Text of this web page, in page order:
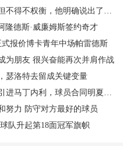
得不权衡，他明确说出了意愿
隆德斯·威廉姆斯签约奇才
报价博卡青年中场帕雷德斯
为朋友 很兴奋能再次并肩作战
瑟洛特去留成关键变量
马丁内利，球员合同明夏到期
努力 防守对方最好的球员
队升起第18面冠军旗帜